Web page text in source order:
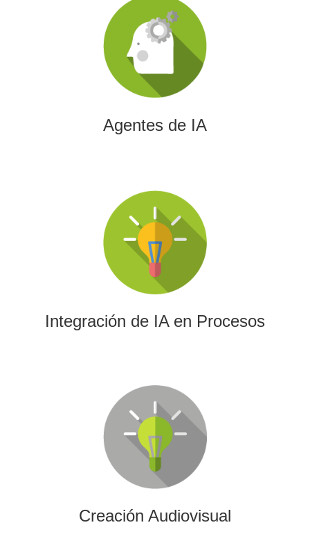
Agentes de IA
Agentes de IA
Diseñamos agentes de inteligencia artificial capaces de
automatizar procesos, optimizar decisiones y transformar
la eficiencia empresarial.
Integración de IA en Procesos
Integración de IA en Procesos
La IA permitirá a su empresa aprovechar el poder de los
algoritmos y las herramientas más avanzadas para el
análisis de datos y la creación de contenidos.
Creación Audiovisual
Creación Audiovisual
Ofrecemos soluciones creativas, de producción y edición
para cualquier tipo de contenido audiovisual: vídeos
promocionales, spots o cobertura audiovisual de eventos.